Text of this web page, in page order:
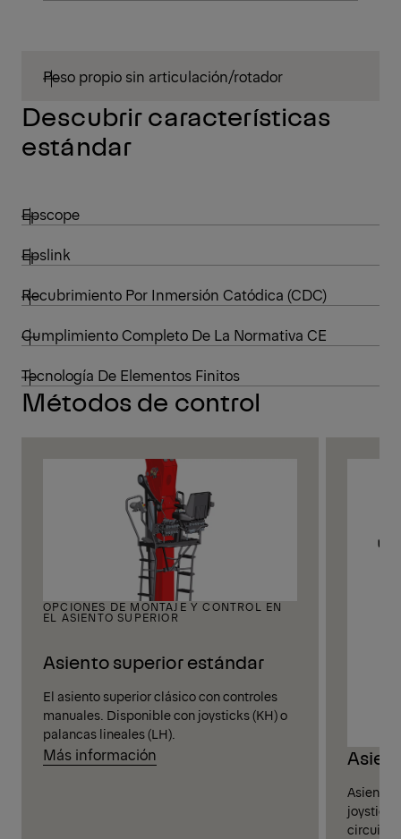
Peso propio sin articulación/rotador
Descubrir características
estándar
Epscope
Epslink
Recubrimiento Por Inmersión Catódica (CDC)
Cumplimiento Completo De La Normativa CE
Tecnología De Elementos Finitos
Métodos de control
OPCIONES DE MONTAJE Y CONTROL EN
EL ASIENTO SUPERIOR
Asiento superior estándar
El asiento superior clásico con controles
manuales. Disponible con joysticks (KH) o
palancas lineales (LH).
Más información
Asiento
circuito